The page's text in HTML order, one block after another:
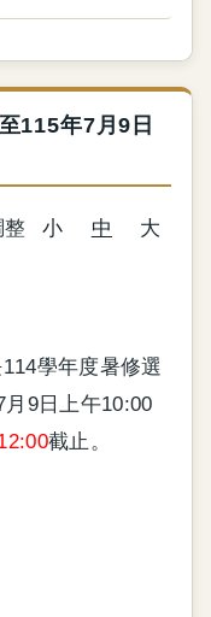
115年7月9日
整 小 中
大
學年度暑修選
9日上午10:00
截止。